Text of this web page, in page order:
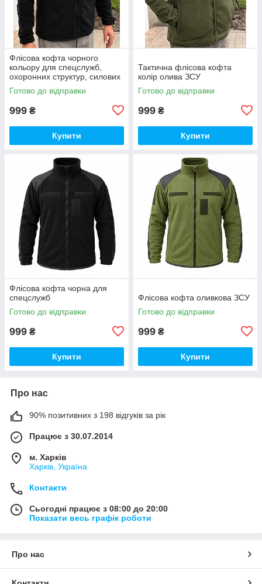
Флісова кофта чорного
кольору для спецслужб,
охоронних структур, силових
підрозділів
Готово до відправки
999 ₴
Купити
Тактична флісова кофта
колір олива ЗСУ
Готово до відправки
999 ₴
Купити
Флісова кофта чорна для
спецслужб
Готово до відправки
999 ₴
Купити
Флісова кофта оливкова ЗСУ
Готово до відправки
999 ₴
Купити
Про нас
90% позитивних з 198 відгуків за рік
Працює з 30.07.2014
м. Харків
Харків, Україна
Контакти
Сьогодні працює з 08:00 до 20:00
Показати весь графік роботи
Про нас